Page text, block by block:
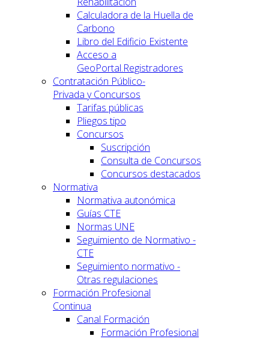
Calculadora de la Huella de
Carbono
Libro del Edificio Existente
Acceso a
GeoPortal.Registradores
Contratación Público-
Privada y Concursos
Tarifas públicas
Pliegos tipo
Concursos
Suscripción
Consulta de Concursos
Concursos destacados
Normativa
Normativa autonómica
Guías CTE
Normas UNE
Seguimiento de Normativo -
CTE
Seguimiento normativo -
Otras regulaciones
Formación Profesional
Continua
Canal Formación
Formación Profesional